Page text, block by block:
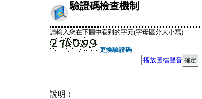
驗證碼檢查機制
請輸入您在下圖中看到的字元(字母區分大小寫)
更換驗證碼
播放圖檔聲音
說明︰